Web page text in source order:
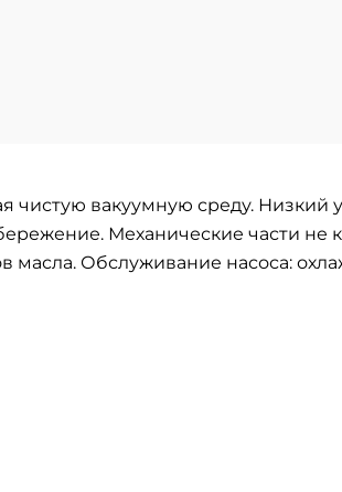
чистую вакуумную среду. Низкий
Механические части не
масла. Обслуживание насоса: